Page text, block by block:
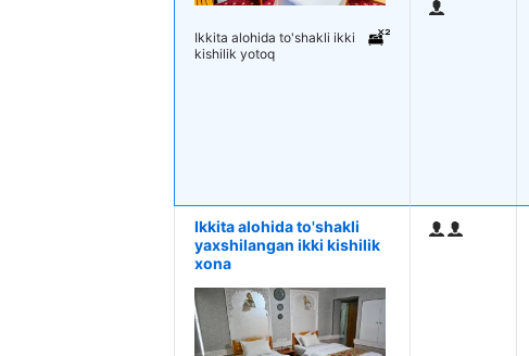
Ikkita alohida to'shakli ikki
kishilik yotoq
Ikkita alohida to'shakli
yaxshilangan ikki kishilik
xona